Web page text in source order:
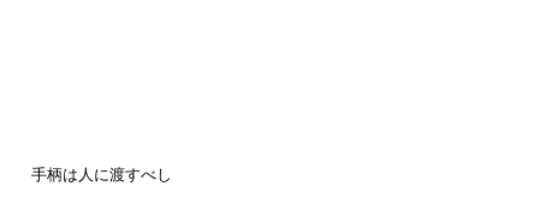
手柄は人に渡すべし